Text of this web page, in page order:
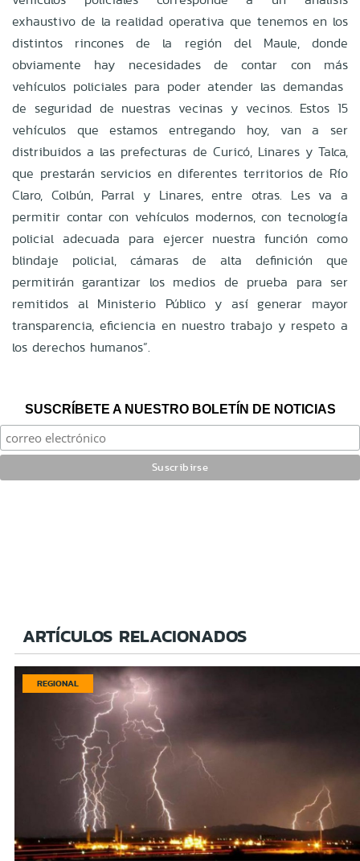
exhaustivo de la realidad operativa que tenemos en los
distintos rincones de la región del Maule, donde
obviamente hay necesidades de contar con más
vehículos policiales para poder atender las demandas
de seguridad de nuestras vecinas y vecinos. Estos 15
vehículos que estamos entregando hoy, van a ser
distribuidos a las prefecturas de Curicó, Linares y Talca,
que prestarán servicios en diferentes territorios de Río
Claro, Colbún, Parral y Linares, entre otras. Les va a
permitir contar con vehículos modernos, con tecnología
policial adecuada para ejercer nuestra función como
blindaje policial, cámaras de alta definición que
permitirán garantizar los medios de prueba para ser
remitidos al Ministerio Público y así generar mayor
transparencia, eficiencia en nuestro trabajo y respeto a
los derechos humanos”.
SUSCRÍBETE A NUESTRO BOLETÍN DE NOTICIAS
ARTÍCULOS RELACIONADOS
REGIONAL